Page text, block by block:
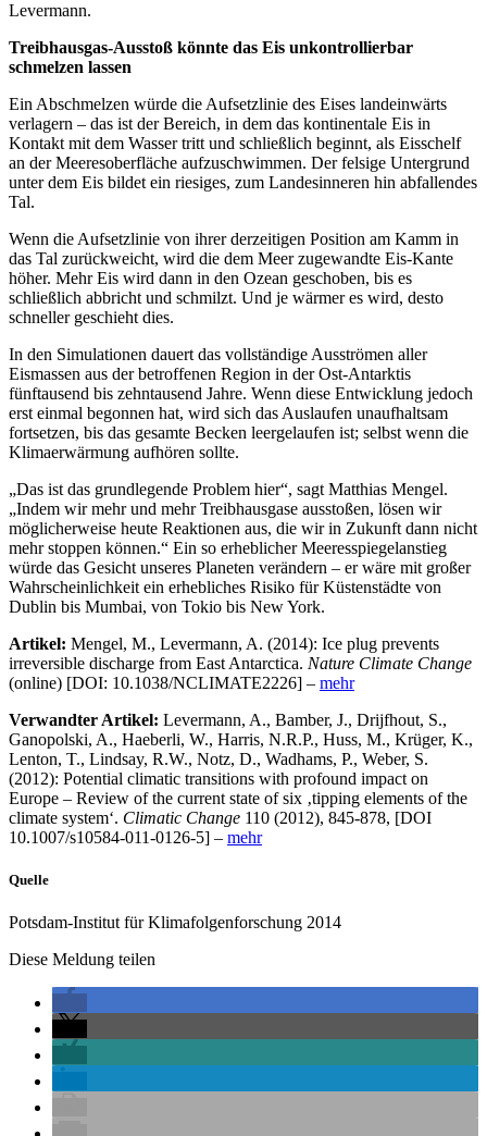
Levermann.
Treibhausgas-Ausstoß könnte das Eis unkontrollierbar
schmelzen lassen
Ein Abschmelzen würde die Aufsetzlinie des Eises landeinwärts
verlagern – das ist der Bereich, in dem das kontinentale Eis in
Kontakt mit dem Wasser tritt und schließlich beginnt, als Eisschelf
an der Meeresoberfläche aufzuschwimmen. Der felsige Untergrund
unter dem Eis bildet ein riesiges, zum Landesinneren hin abfallendes
Tal.
Wenn die Aufsetzlinie von ihrer derzeitigen Position am Kamm in
das Tal zurückweicht, wird die dem Meer zugewandte Eis-Kante
höher. Mehr Eis wird dann in den Ozean geschoben, bis es
schließlich abbricht und schmilzt. Und je wärmer es wird, desto
schneller geschieht dies.
In den Simulationen dauert das vollständige Ausströmen aller
Eismassen aus der betroffenen Region in der Ost-Antarktis
fünftausend bis zehntausend Jahre. Wenn diese Entwicklung jedoch
erst einmal begonnen hat, wird sich das Auslaufen unaufhaltsam
fortsetzen, bis das gesamte Becken leergelaufen ist; selbst wenn die
Klimaerwärmung aufhören sollte.
„Das ist das grundlegende Problem hier“, sagt Matthias Mengel.
„Indem wir mehr und mehr Treibhausgase ausstoßen, lösen wir
möglicherweise heute Reaktionen aus, die wir in Zukunft dann nicht
mehr stoppen können.“ Ein so erheblicher Meeresspiegelanstieg
würde das Gesicht unseres Planeten verändern – er wäre mit großer
Wahrscheinlichkeit ein erhebliches Risiko für Küstenstädte von
Dublin bis Mumbai, von Tokio bis New York.
Artikel: Mengel, M., Levermann, A. (2014): Ice plug prevents
irreversible discharge from East Antarctica. Nature Climate Change
(online) [DOI: 10.1038/NCLIMATE2226] – mehr
Verwandter Artikel: Levermann, A., Bamber, J., Drijfhout, S.,
Ganopolski, A., Haeberli, W., Harris, N.R.P., Huss, M., Krüger, K.,
Lenton, T., Lindsay, R.W., Notz, D., Wadhams, P., Weber, S.
(2012): Potential climatic transitions with profound impact on
Europe – Review of the current state of six ‚tipping elements of the
climate system‘. Climatic Change 110 (2012), 845-878, [DOI
10.1007/s10584-011-0126-5] – mehr
Quelle
Potsdam-Institut für Klimafolgenforschung 2014
Diese Meldung teilen